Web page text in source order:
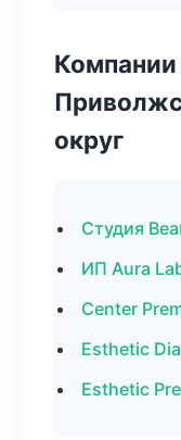
Компании
округ
Студия
ИП Aura
Center
Esthetic
Esthetic